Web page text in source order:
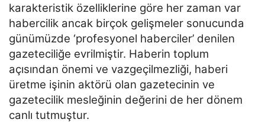
karakteristik özelliklerine göre her zaman var
habercilik ancak birçok gelişmeler sonucunda
günümüzde ‘profesyonel haberciler’ denilen
gazeteciliğe evrilmiştir. Haberin toplum
açısından önemi ve vazgeçilmezliği, haberi
üretme işinin aktörü olan gazetecinin ve
gazetecilik mesleğinin değerini de her dönem
canlı tutmuştur.